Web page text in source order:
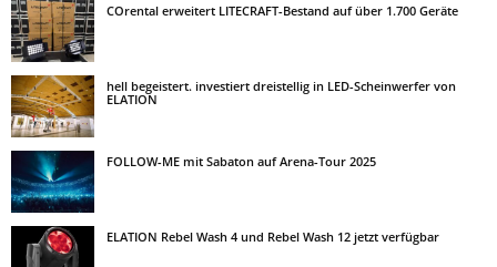
COrental erweitert LITECRAFT-Bestand auf über 1.700 Geräte
hell begeistert. investiert dreistellig in LED-Scheinwerfer von
ELATION
FOLLOW-ME mit Sabaton auf Arena-Tour 2025
ELATION Rebel Wash 4 und Rebel Wash 12 jetzt verfügbar